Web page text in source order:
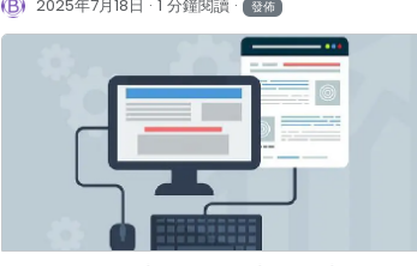
2025年7月18日 1 分鐘閱讀 發佈